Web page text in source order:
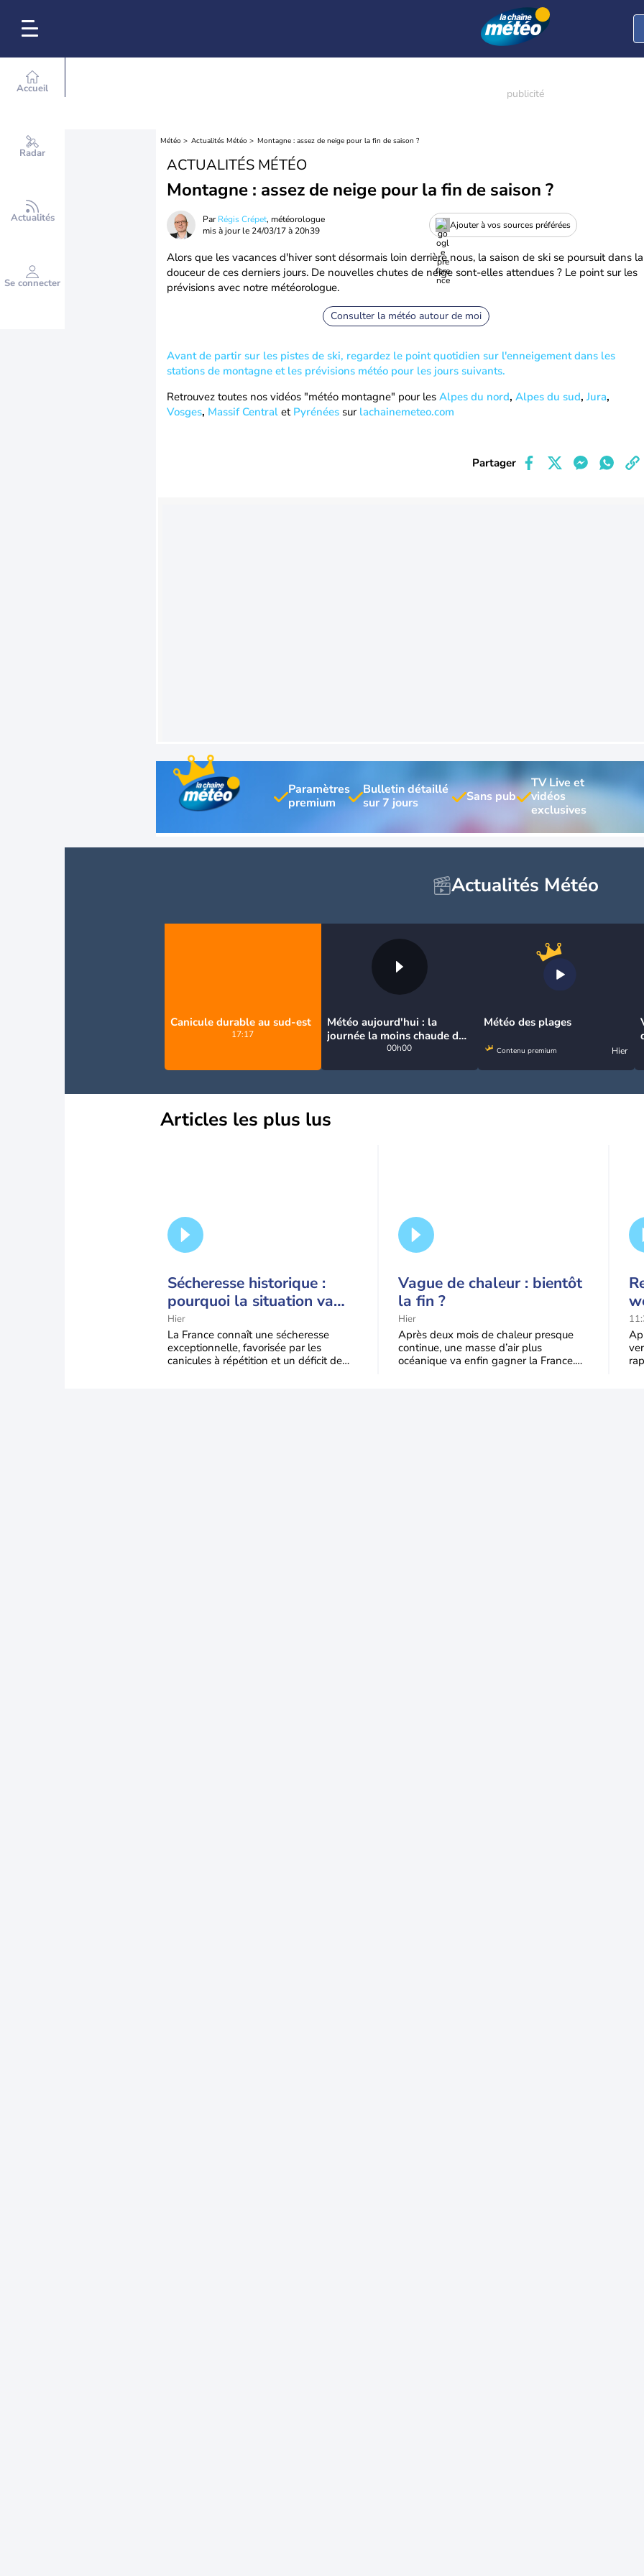
Accueil
Radar
Actualités
Se connecter
Météo Actualités Météo Montagne : assez de neige pour la fin de saison ?
ACTUALITÉS MÉTÉO
Montagne : assez de neige pour la fin de saison ?
ParRégis Crépet, météorologue
mis à jour le 24/03/17 à 20h39
Ajouter à vos sources préférées
Alors que les vacances d'hiver sont désormais loin derrière nous, la saison de ski se poursuit dans la
douceur de ces derniers jours. De nouvelles chutes de neige sont-elles attendues ? Le point sur les
prévisions avec notre météorologue.
Consulter la météo autour de moi
Avant de partir sur les pistes de ski, regardez le point quotidien sur l'enneigement dans les
stations de montagne et les prévisions météo pour les jours suivants.
Retrouvez toutes nos vidéos "météo montagne" pour les Alpes du nord, Alpes du sud, Jura,
Vosges, Massif Central et Pyrénées sur lachainemeteo.com
Partager
Paramètres
Bulletin détaillé
TV Live et
vidéos
Actualités Météo
Canicule durable au sud-est
17:17
Météo aujourd'hui : la
journée la moins chaude de
la semaine, excepté près de
00h00
Météo des plages
Contenu premium Hier
Articles les plus lus
Sécheresse historique :
pourquoi la situation va
encore s'aggraver jusqu'à
la mi-août
Hier
La France connaît une sécheresse
exceptionnelle, favorisée par les
canicules à répétition et un déficit de
Vague de chaleur : bientôt
la fin ?
Hier
Après deux mois de chaleur presque
continue, une masse d’air plus
océanique va enfin gagner la France.